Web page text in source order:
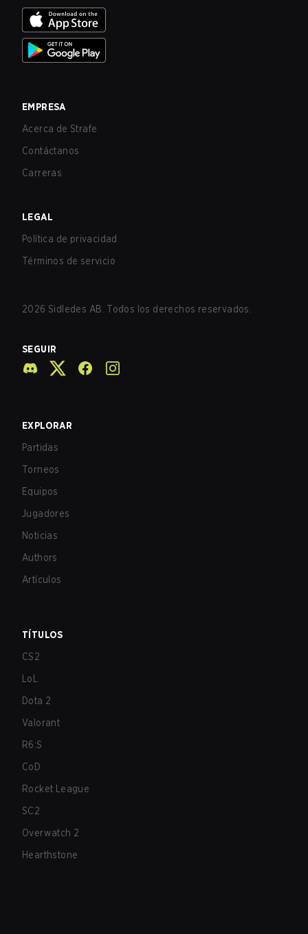
EMPRESA
Acerca de Strafe
Contáctanos
Carreras
LEGAL
Política de privacidad
Términos de servicio
2026 Sidledes AB. Todos los derechos reservados.
SEGUIR
EXPLORAR
Partidas
Torneos
Equipos
Jugadores
Noticias
Authors
Artículos
TÍTULOS
CS2
LoL
Dota 2
Valorant
R6:S
CoD
Rocket League
SC2
Overwatch 2
Hearthstone